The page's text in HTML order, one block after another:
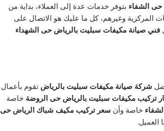
الشفاء بتوفر خدمات عدة إلى العملاء، بداية من
المركزية وغيرهم، كل ما عليك هو الاتصال على
فني صيانة مكيفات سبليت بالرياض حى الشهداء
شركة صيانة مكيفات سبليت بالرياض تقوم بأعمال
تركيب مكيفات سبليت بالرياض حى الروضة خاصة
خاصة وأن سعر تركيب مكيف شباك الرياض حى
العميل.